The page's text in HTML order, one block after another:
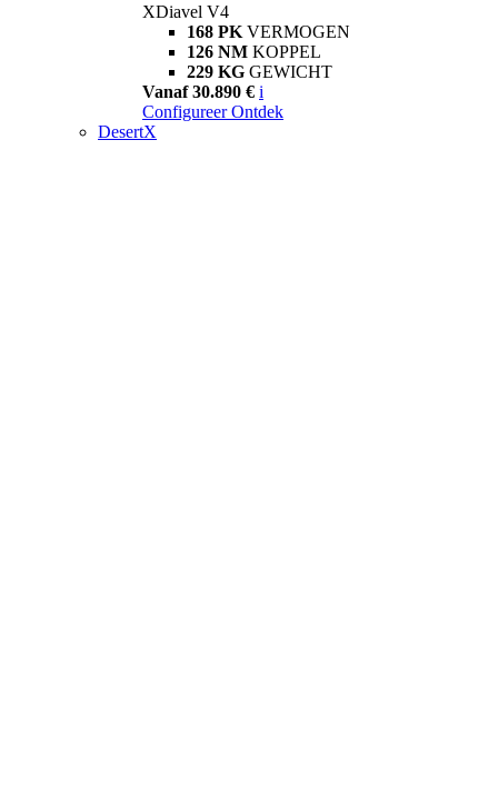
XDiavel V4
168 PK VERMOGEN
126 NM KOPPEL
229 KG GEWICHT
Vanaf 30.890 € i
Configureer Ontdek
DesertX